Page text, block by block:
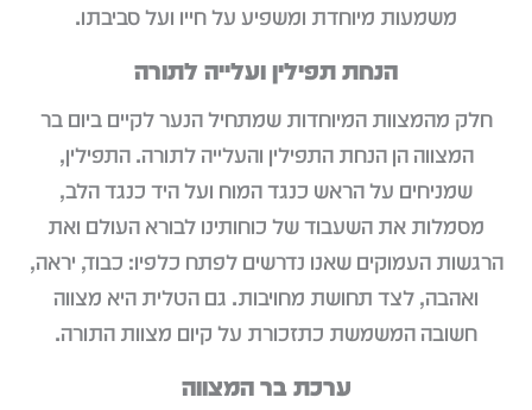
משמעות מיוחדת ומשפיע על חייו ועל סביבתו.
הנחת תפילין ועלייה לתורה
חלק מהמצוות המיוחדות שמתחיל הנער לקיים ביום בר
המצווה הן הנחת התפילין והעלייה לתורה. התפילין,
שמניחים על הראש כנגד המוח ועל היד כנגד הלב,
מסמלות את השעבוד של כוחותינו לבורא העולם ואת
הרגשות העמוקים שאנו נדרשים לפתח כלפיו: כבוד, יראה,
ואהבה, לצד תחושת מחויבות. גם הטלית היא מצווה
חשובה המשמשת כתזכורת על קיום מצוות התורה.
ערכת בר המצווה